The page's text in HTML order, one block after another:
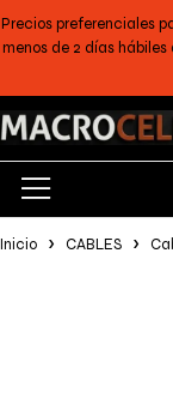
Precios preferenciales
menos de 2 días hábiles
Inicio CABLES